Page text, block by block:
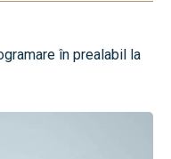
în prealabil la